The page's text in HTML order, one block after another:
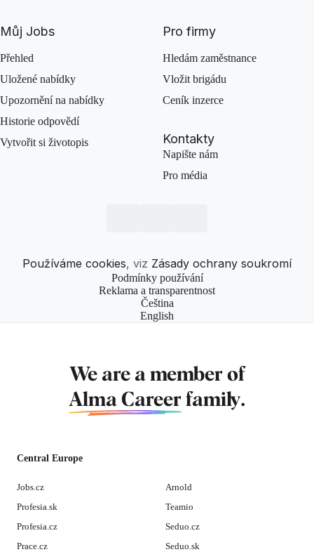
Můj Jobs
Přehled
Uložené nabídky
Upozornění na nabídky
Historie odpovědí
Vytvořit si životopis
Pro firmy
Hledám zaměstnance
Vložit brigádu
Ceník inzerce
Kontakty
Napište nám
Pro média
Používáme cookies, viz Zásady ochrany soukromí
Podmínky používání
Reklama a transparentnost
Čeština
English
We are a member of
Alma Career family.
Central Europe
Jobs.cz
Profesia.sk
Profesia.cz
Prace.cz
Arnold
Teamio
Seduo.cz
Seduo.sk